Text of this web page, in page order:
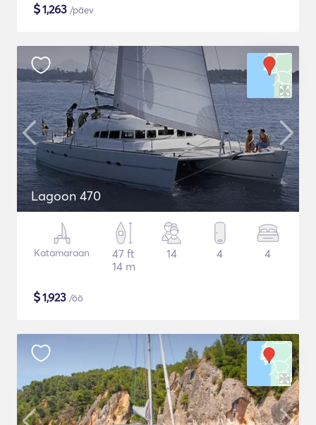
$1,263 /päev
Lagoon 470
Katamaraan
47 ft
14 m
14 4 4
$1,923 /öö